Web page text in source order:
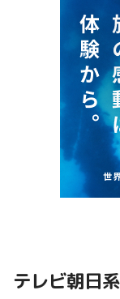
テレビ朝日